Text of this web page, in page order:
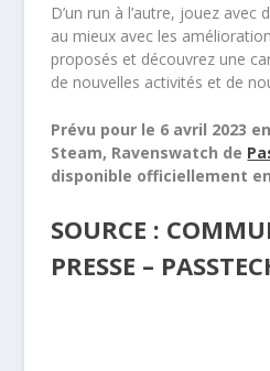
D’un run à l’autre, jouez avec
au mieux avec les
proposés et découvrez une
de nouvelles activités et de
Prévu pour le 6 avril 2023
Steam, Ravenswatch de
disponible officiellement en
SOURCE :
PRESSE –